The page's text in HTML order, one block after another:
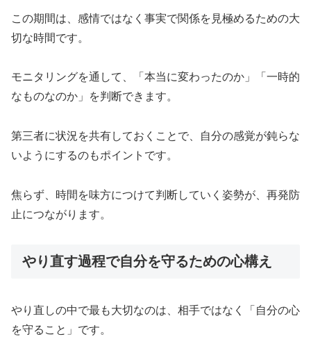
この期間は、感情ではなく事実で関係を見極めるための大
切な時間です。
モニタリングを通して、「本当に変わったのか」「一時的
なものなのか」を判断できます。
第三者に状況を共有しておくことで、自分の感覚が鈍らな
いようにするのもポイントです。
焦らず、時間を味方につけて判断していく姿勢が、再発防
止につながります。
やり直す過程で自分を守るための心構え
やり直しの中で最も大切なのは、相手ではなく「自分の心
を守ること」です。